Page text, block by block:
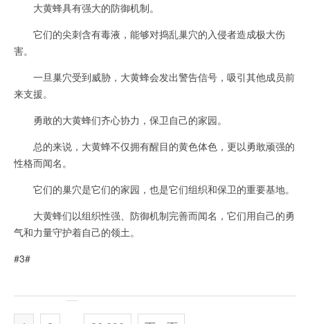
大黄蜂具有强大的防御机制。
它们的尖刺含有毒液，能够对捣乱巢穴的入侵者造成极大伤
害。
一旦巢穴受到威胁，大黄蜂会发出警告信号，吸引其他成员前
来支援。
勇敢的大黄蜂们齐心协力，保卫自己的家园。
总的来说，大黄蜂不仅拥有醒目的黄色体色，更以勇敢顽强的
性格而闻名。
它们的巢穴是它们的家园，也是它们组织和保卫的重要基地。
大黄蜂们以组织性强、防御机制完善而闻名，它们用自己的勇
气和力量守护着自己的领土。
#3#